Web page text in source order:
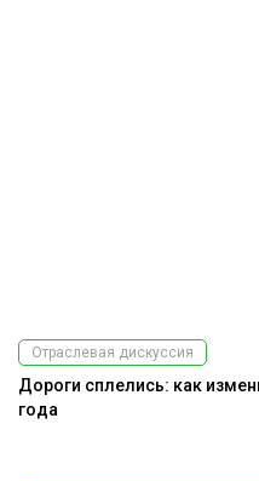
Отраслевая дискуссия
Дороги сплелись: как
года